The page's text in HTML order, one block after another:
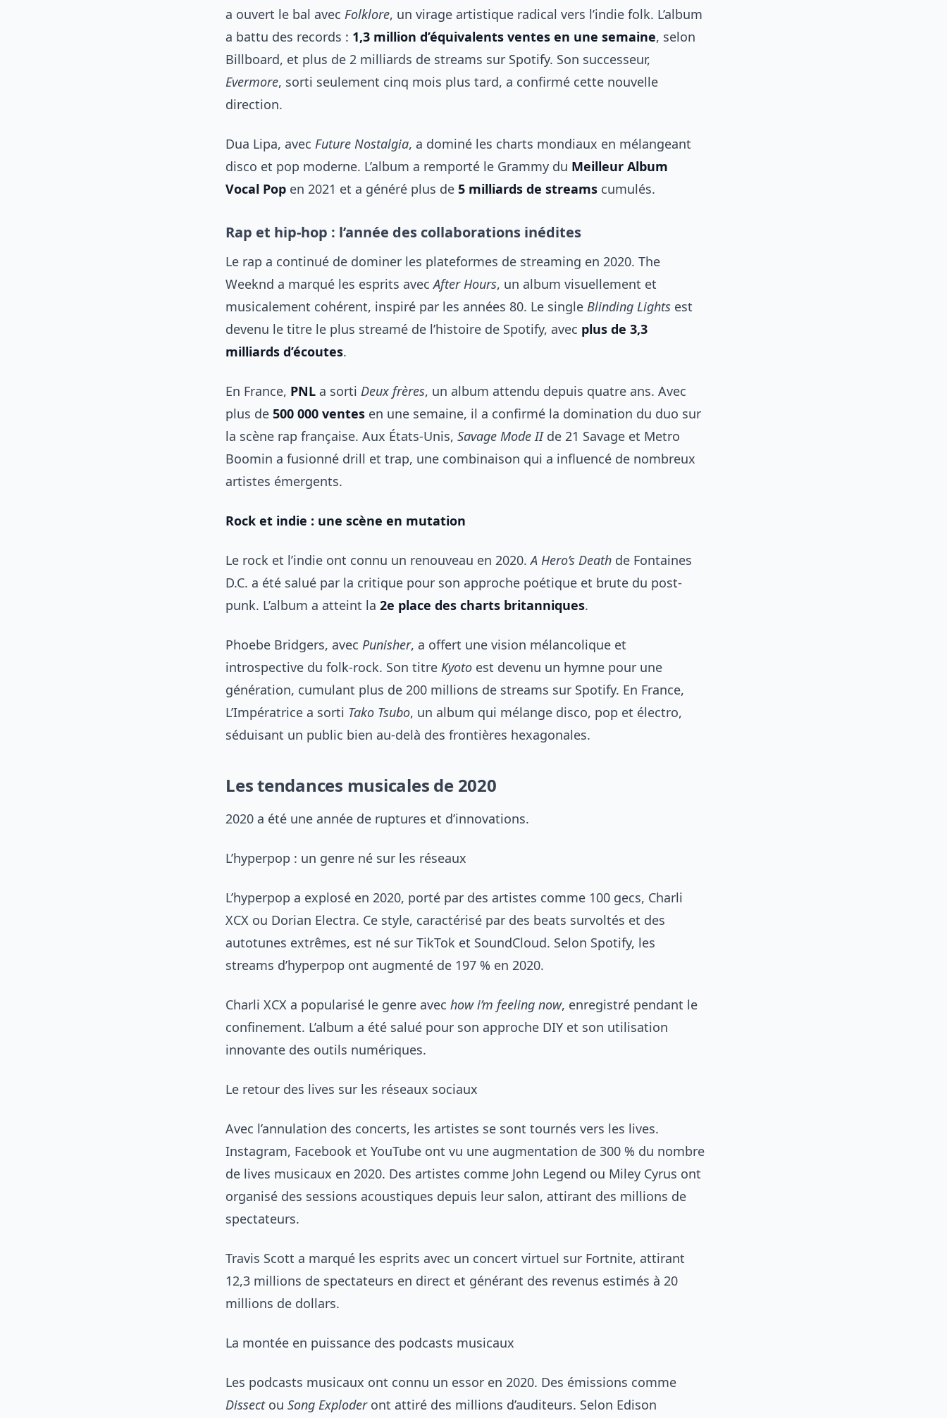
a ouvert le bal avec Folklore, un virage artistique radical vers l’indie folk. L’album
a battu des records : 1,3 million d’équivalents ventes en une semaine, selon
Billboard, et plus de 2 milliards de streams sur Spotify. Son successeur,
Evermore, sorti seulement cinq mois plus tard, a confirmé cette nouvelle
direction.
Dua Lipa, avec Future Nostalgia, a dominé les charts mondiaux en mélangeant
disco et pop moderne. L’album a remporté le Grammy du Meilleur Album
Vocal Pop en 2021 et a généré plus de 5 milliards de streams cumulés.
Rap et hip-hop : l’année des collaborations inédites
Le rap a continué de dominer les plateformes de streaming en 2020. The
Weeknd a marqué les esprits avecAfter Hours, un album visuellement et
musicalement cohérent, inspiré par les années 80. Le single Blinding Lights est
devenu le titre le plus streamé de l’histoire de Spotify, avec plus de 3,3
milliards d’écoutes.
En France, PNL a sorti Deux frères, un album attendu depuis quatre ans. Avec
plus de 500 000 ventes en une semaine, il a confirmé la domination du duo sur
la scène rap française. Aux États-Unis, Savage Mode IIde 21 Savage et Metro
Boomin a fusionné drill et trap, une combinaison qui a influencé de nombreux
artistes émergents.
Rock et indie : une scène en mutation
Le rock et l’indie ont connu un renouveau en 2020.A Hero’s Death de Fontaines
D.C. a été salué par la critique pour son approche poétique et brute du post-
punk. L’album a atteint la 2e place des charts britanniques.
Phoebe Bridgers, avec Punisher, a offert une vision mélancolique et
introspective du folk-rock. Son titre Kyoto est devenu un hymne pour une
génération, cumulant plus de 200 millions de streams sur Spotify. En France,
L’Impératrice a sorti Tako Tsubo, un album qui mélange disco, pop et électro,
séduisant un public bien au-delà des frontières hexagonales.
Les tendances musicales de 2020
2020 a été une année de ruptures et d’innovations.
L’hyperpop : un genre né sur les réseaux
L’hyperpop a explosé en 2020, porté par des artistes comme 100 gecs, Charli
XCX ou Dorian Electra. Ce style, caractérisé par des beats survoltés et des
autotunes extrêmes, est né sur TikTok et SoundCloud. Selon Spotify, les
streams d’hyperpop ont augmenté de 197 % en 2020.
Charli XCX a popularisé le genre avec how i’m feeling now, enregistré pendant le
confinement. L’album a été salué pour son approche DIY et son utilisation
innovante des outils numériques.
Le retour des lives sur les réseaux sociaux
Avec l’annulation des concerts, les artistes se sont tournés vers les lives.
Instagram, Facebook et YouTube ont vu une augmentation de 300 % du nombre
de lives musicaux en 2020. Des artistes comme John Legend ou Miley Cyrus ont
organisé des sessions acoustiques depuis leur salon, attirant des millions de
spectateurs.
Travis Scott a marqué les esprits avec un concert virtuel sur Fortnite, attirant
12,3 millions de spectateurs en direct et générant des revenus estimés à 20
millions de dollars.
La montée en puissance des podcasts musicaux
Les podcasts musicaux ont connu un essor en 2020. Des émissions comme
Dissectou Song Exploderont attiré des millions d’auditeurs. Selon Edison